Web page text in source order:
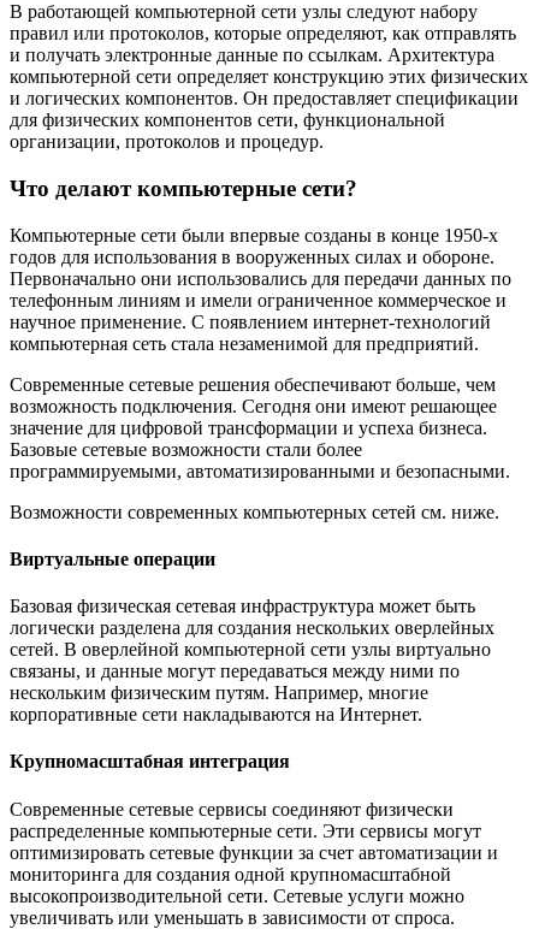
В работающей компьютерной сети узлы следуют набору
правил или протоколов, которые определяют, как отправлять
и получать электронные данные по ссылкам. Архитектура
компьютерной сети определяет конструкцию этих физических
и логических компонентов. Он предоставляет спецификации
для физических компонентов сети, функциональной
организации, протоколов и процедур.
Что делают компьютерные сети?
Компьютерные сети были впервые созданы в конце 1950-х
годов для использования в вооруженных силах и обороне.
Первоначально они использовались для передачи данных по
телефонным линиям и имели ограниченное коммерческое и
научное применение. С появлением интернет-технологий
компьютерная сеть стала незаменимой для предприятий.
Современные сетевые решения обеспечивают больше, чем
возможность подключения. Сегодня они имеют решающее
значение для цифровой трансформации и успеха бизнеса.
Базовые сетевые возможности стали более
программируемыми, автоматизированными и безопасными.
Возможности современных компьютерных сетей см. ниже.
Виртуальные операции
Базовая физическая сетевая инфраструктура может быть
логически разделена для создания нескольких оверлейных
сетей. В оверлейной компьютерной сети узлы виртуально
связаны, и данные могут передаваться между ними по
нескольким физическим путям. Например, многие
корпоративные сети накладываются на Интернет.
Крупномасштабная интеграция
Современные сетевые сервисы соединяют физически
распределенные компьютерные сети. Эти сервисы могут
оптимизировать сетевые функции за счет автоматизации и
мониторинга для создания одной крупномасштабной
высокопроизводительной сети. Сетевые услуги можно
увеличивать или уменьшать в зависимости от спроса.